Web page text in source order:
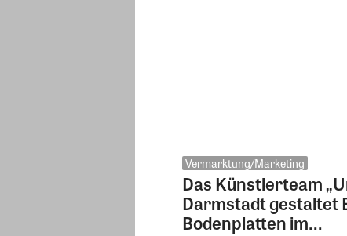
Vermarktung/Marketing
Das Künstlerteam
Darmstadt gestaltet
Bodenplatten im...